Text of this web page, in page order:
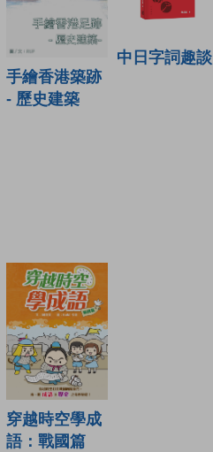
手繪香港築跡
- 歷史建築
中日字詞趣談
穿越時空學成
語：戰國篇